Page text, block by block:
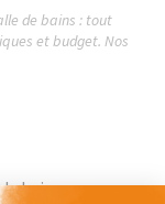
de bains : tout
et budget. Nos